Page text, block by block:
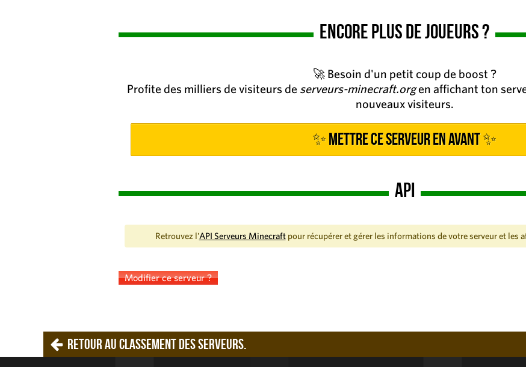
Encore plus de joueurs ?
🚀 Besoin d'un petit coup de boost ?
Profite des milliers de visiteurs de serveurs-minecraft.orgen affichant ton
nouveaux visiteurs.
✨ Mettre ce serveur en avant ✨
API
Retrouvez l'API Serveurs Minecraftpour récupérer et gérer les informations de votre serveur et les
Modifier ce serveur ?
Retour au classement des serveurs.